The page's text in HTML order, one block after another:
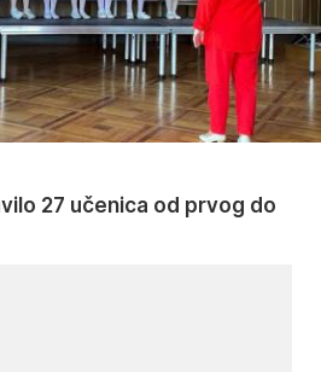
27 učenica od prvog do